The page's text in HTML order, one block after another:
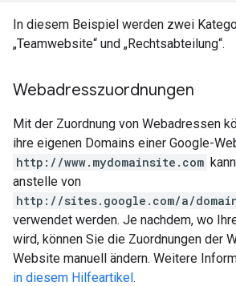
In diesem Beispiel werden zwei
„Teamwebsite“ und „Rechtsabteilung“.
Webadresszuordnungen
Mit der Zuordnung von Webadressen
ihre eigenen Domains einer Google-
http://www.mydomainsite.com
anstelle von
http://sites.google.com/a/
verwendet werden. Je nachdem, wo
wird, können Sie die Zuordnungen der
Website manuell ändern. Weitere
in diesem Hilfeartikel.